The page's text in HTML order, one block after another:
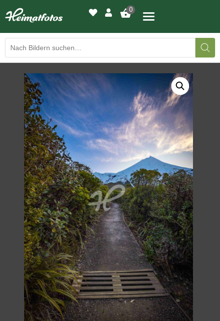
0
BILDERGALERIE
DRUCKQUALITÄTEN
LED-LEUCHTBILDER
WIR DRUCKEN IHR BILD
AUSSTELLUNGEN
HEIMATLICHTER
KONTAKT